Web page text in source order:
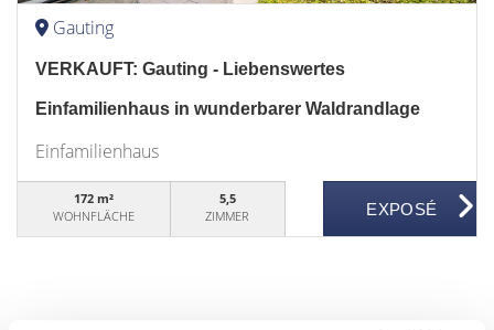
Gauting
VERKAUFT: Gauting - Liebenswertes
Einfamilienhaus in wunderbarer Waldrandlage
Einfamilienhaus
172 m²
WOHNFLÄCHE
5,5
ZIMMER